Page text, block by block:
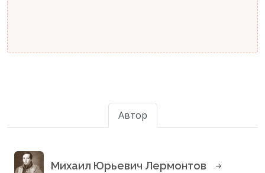
Автор
Михаил Юрьевич Лермонтов